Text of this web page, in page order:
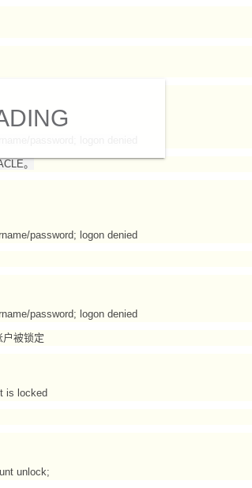
。
password; logon denied
password; logon denied
被锁定
is locked
unlock;